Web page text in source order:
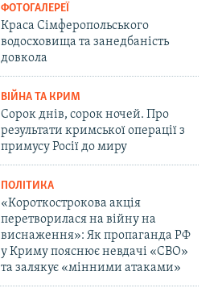
ФОТОГАЛЕРЕЇ
Краса Сімферопольського
водосховища та занедбаність
довкола
ВІЙНА ТА КРИМ
Сорок днів, сорок ночей. Про
результати кримської операції з
примусу Росії до миру
ПОЛІТИКА
«Короткострокова акція
перетворилася на війну на
виснаження»: Як пропаганда РФ
у Криму пояснює невдачі «СВО»
та залякує «мінними атаками»